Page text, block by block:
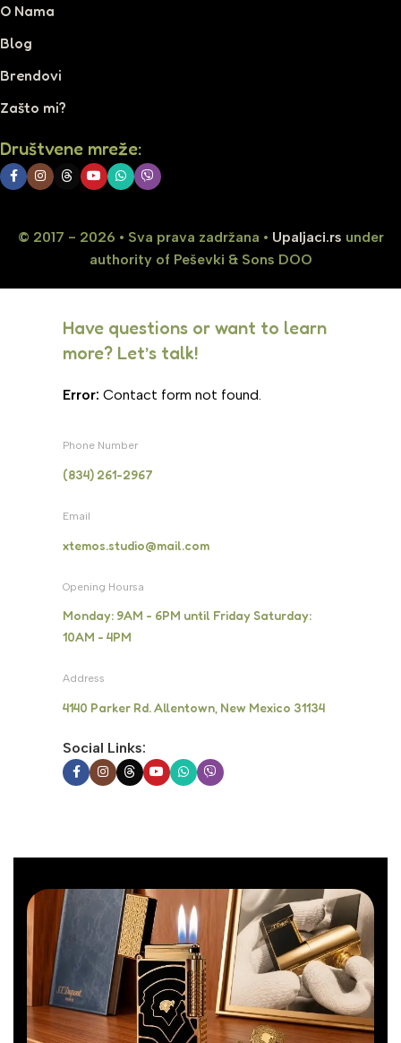
O Nama
Blog
Brendovi
Zašto mi?
Društvene mreže:
© 2017 - 2026 • Sva prava zadržana • Upaljaci.rs under
authority of Peševki & Sons DOO
Have questions or want to learn
more? Let’s talk!
Error: Contact form not found.
Phone Number
(834) 261-2967
Email
xtemos.studio@mail.com
Opening Hoursa
Monday: 9AM - 6PM until Friday Saturday:
10AM - 4PM
Address
4140 Parker Rd. Allentown, New Mexico 31134
Social Links: